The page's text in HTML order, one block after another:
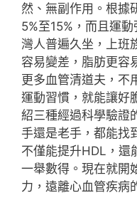
然、無副作用。根據
5%至15%，而且運
灣人普遍久坐，上班
容易變差，脂肪更容
更多血管清道夫，不
運動習慣，就能讓好
紹三種經過科學驗證
手還是老手，都能找
不僅能提升HDL，還
一舉數得。現在就開
力，遠離心血管疾病